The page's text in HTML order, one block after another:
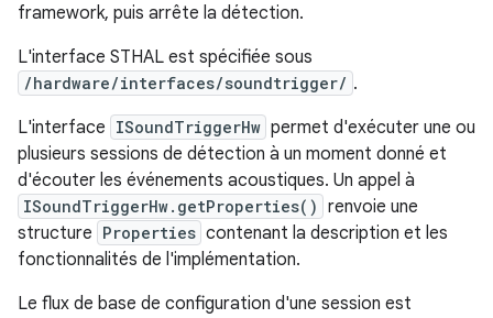
framework, puis arrête la détection.
L'interface STHAL est spécifiée sous
/hardware/interfaces/soundtrigger/ .
L'interface ISoundTriggerHw permet d'exécuter une ou
plusieurs sessions de détection à un moment donné et
d'écouter les événements acoustiques. Un appel à
ISoundTriggerHw.getProperties() renvoie une
structure Properties contenant la description et les
fonctionnalités de l'implémentation.
Le flux de base de configuration d'une session est